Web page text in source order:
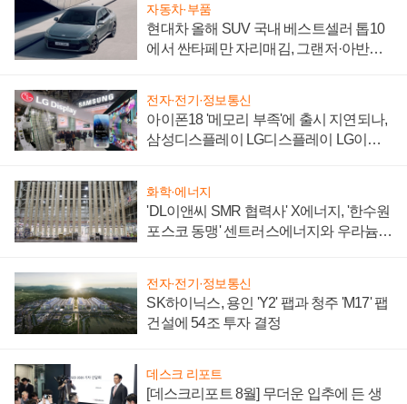
자동차·부품
현대차 올해 SUV 국내 베스트셀러 톱10
에서 싼타페만 자리매김, 그랜저·아반떼
전자·전기·정보통신
아이폰18 '메모리 부족'에 출시 지연되나,
삼성디스플레이 LG디스플레이 LG이노
화학·에너지
'DL이앤씨 SMR 협력사' X에너지, '한수원
포스코 동맹' 센트러스에너지와 우라늄
전자·전기·정보통신
SK하이닉스, 용인 'Y2' 팹과 청주 'M17' 팹
건설에 54조 투자 결정
데스크 리포트
[데스크리포트 8월] 무더운 입추에 든 생